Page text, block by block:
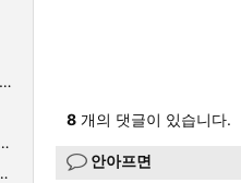
이승기 전세금 반환 못받았네요
사장님 결국 CCTV 공개한 이유
겼어요 ㅡㆍㅡ
8 개의 댓글이 있습니다.
안아프면